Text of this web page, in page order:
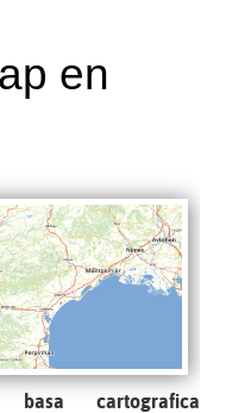
en
basa cartografica